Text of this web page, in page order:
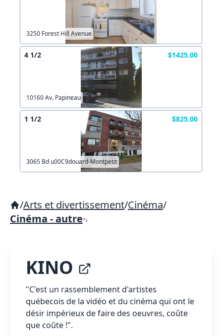
3250 Forest Hill Avenue
4 1/2 $1425.00
10160 Av. Papineau
1 1/2 $825.00
3065 Bd u00C9douard-Montpetit
/Arts et divertissement/Cinéma/
Cinéma - autre
KINO
"C'est un rassemblement d'artistes
québecois de la vidéo et du cinéma qui ont le
désir impérieux de faire des oeuvres, coûte
que coûte !".